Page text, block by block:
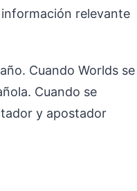
relevante
Cuando Worlds se
Cuando se
y apostador